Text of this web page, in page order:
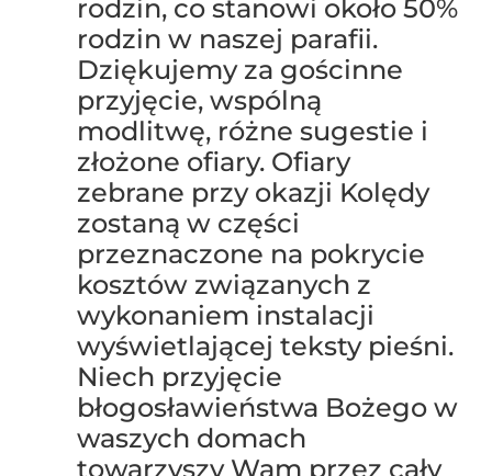
rodzin, co stanowi około 50%
rodzin w naszej parafii.
Dziękujemy za gościnne
przyjęcie, wspólną
modlitwę, różne sugestie i
złożone ofiary. Ofiary
zebrane przy okazji Kolędy
zostaną w części
przeznaczone na pokrycie
kosztów związanych z
wykonaniem instalacji
wyświetlającej teksty pieśni.
Niech przyjęcie
błogosławieństwa Bożego w
waszych domach
towarzyszy Wam przez cały